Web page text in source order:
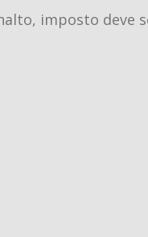
imposto deve